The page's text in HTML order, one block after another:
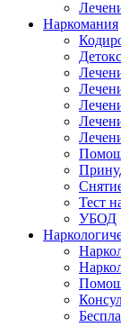
Наркомания
Тест
УБОД